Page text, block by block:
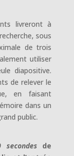
livreront à
sous
de trois
utiliser
diapositive.
de relever le
en faisant
dans un
public.
de